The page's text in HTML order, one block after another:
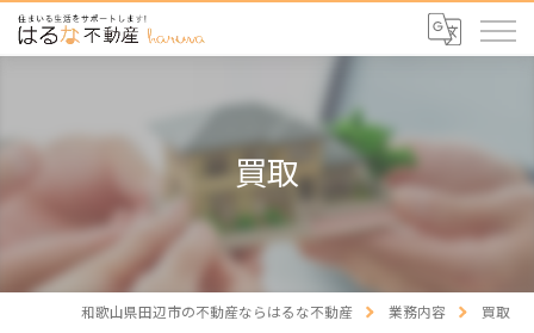
買取
和歌山県田辺市の不動産ならはるな不動産 業務内容 買取